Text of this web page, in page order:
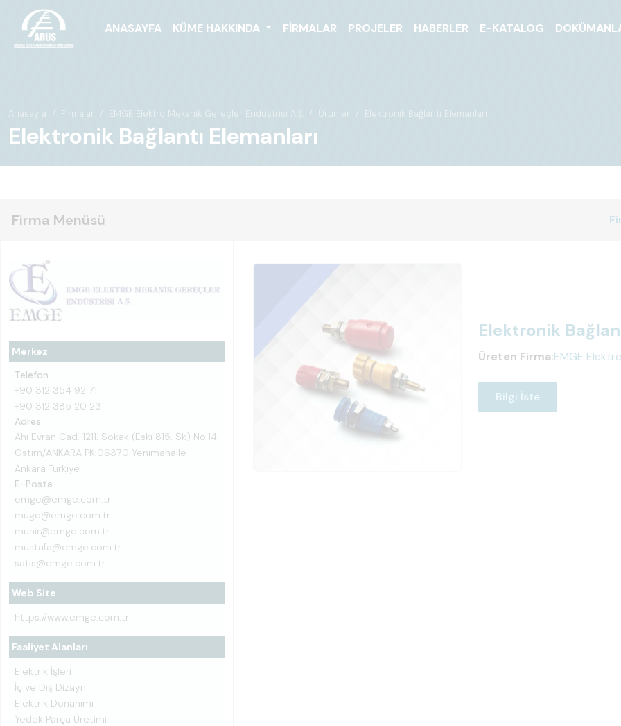
ANASAYFA KÜME HAKKINDA FIRMALAR PROJELER HABERLER E-KATALOG
Anasayfa Firmalar EMGE Elektro Mekanik Gereçler Endüstrisi A.Ş. Ürünler Elektronik Bağlantı Elemanları
Elektronik Bağlantı Elemanları
Firma Menüsü
Merkez
Telefon
+90 312 354 92 71
+90 312 385 20 23
Adres
Ahi Evran Cad. 1211. Sokak (Eski 815. Sk) No:14
Ostim/ANKARA PK:06370 Yenimahalle
Ankara Türkiye
E-Posta
emge@emge.com.tr
muge@emge.com.tr
munir@emge.com.tr
mustafa@emge.com.tr
satis@emge.com.tr
Web Site
https://www.emge.com.tr
Faaliyet Alanları
Elektrik İşleri
İç ve Dış Dizayn
Elektrik Donanımı
Yedek Parça Üretimi
Elektronik
Üreten Firma:EMGE
Bilgi İste